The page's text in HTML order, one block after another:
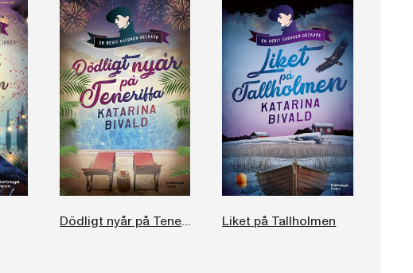
Dödligt nyår på Teneriffa Liket på Tallholmen